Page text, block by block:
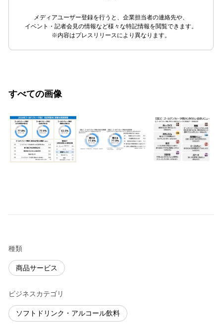
メディアユーザー登録を行うと、企業担当者の連絡先や、
イベント・記者会見の情報など様々な特記情報を閲覧できます。
※内容はプレスリリースにより異なります。
すべての画像
種類
商品サービス
ビジネスカテゴリ
ソフトドリンク・アルコール飲料